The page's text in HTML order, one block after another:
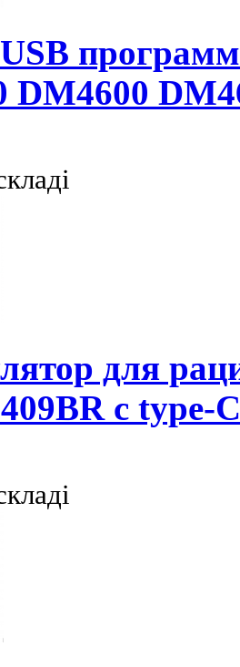
DM4600
для
с type-C